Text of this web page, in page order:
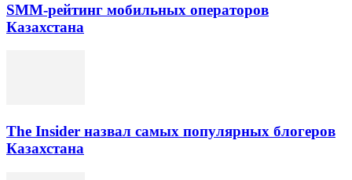
SMM-рейтинг мобильных операторов
Казахстана
The Insider назвал самых популярных блогеров
Казахстана